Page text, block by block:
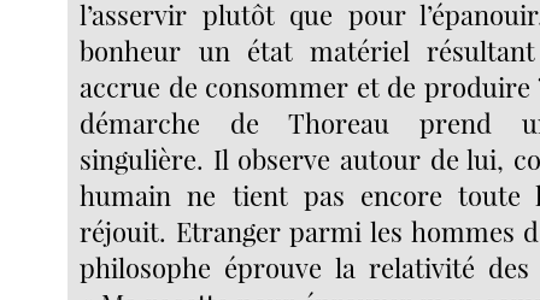
l’asservir plutôt que pour
bonheur un état matériel résultant
accrue de consommer et de produire
démarche de Thoreau prend
singulière. Il observe autour de lui,
humain ne tient pas encore toute
réjouit. Etranger parmi les hommes
philosophe éprouve la relativité